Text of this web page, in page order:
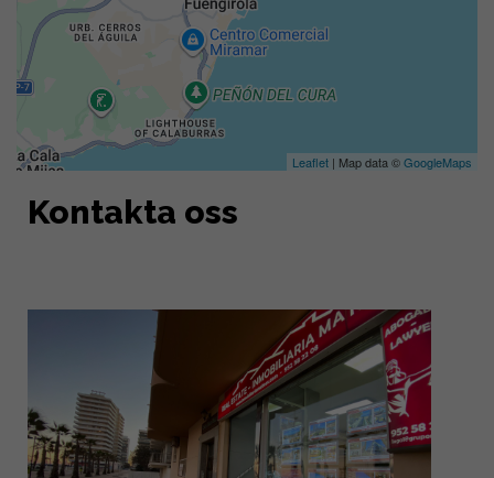
Leaflet | Map data ©GoogleMaps
Kontakta oss